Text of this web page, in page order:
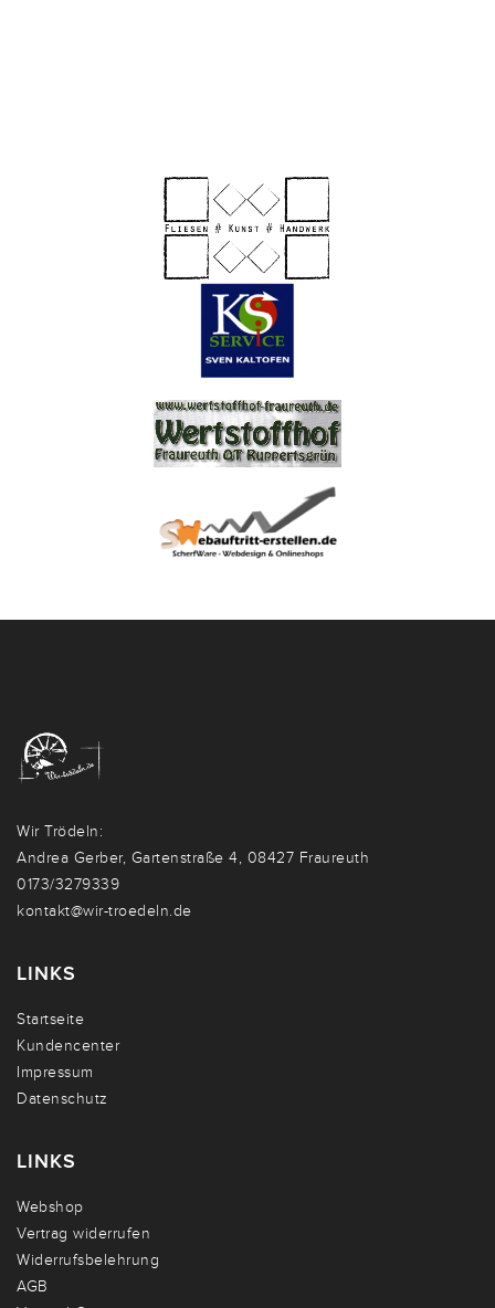
Wir Trödeln:
Andrea Gerber, Gartenstraße 4, 08427 Fraureuth
0173/3279339
kontakt@wir-troedeln.de
LINKS
Startseite
Kundencenter
Impressum
Datenschutz
LINKS
Webshop
Vertrag widerrufen
Widerrufsbelehrung
AGB